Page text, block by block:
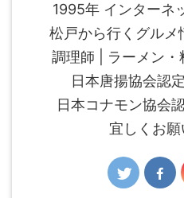
1995年 インターネ
松戸から行くグルメ
調理師 | ラーメン
日本唐揚協会認
日本コナモン協会
宜しくお